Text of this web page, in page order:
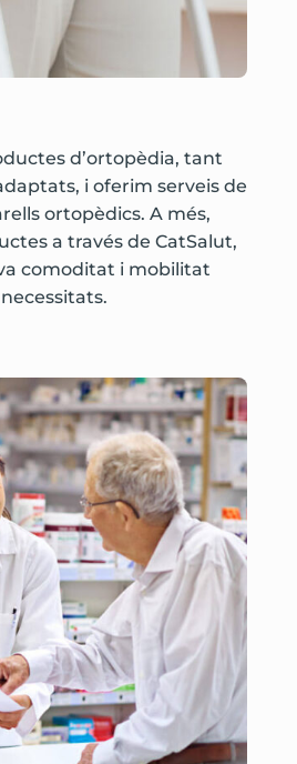
d’ortopèdia, tant
i oferim serveis de
ortopèdics. A més,
a través de CatSalut,
comoditat i mobilitat